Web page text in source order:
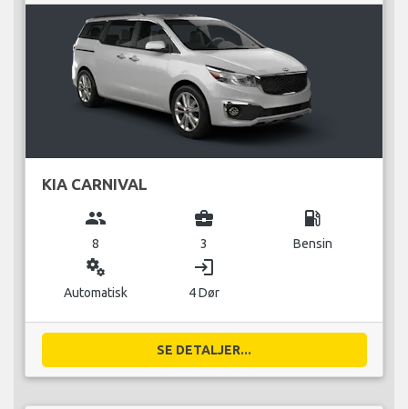
KIA CARNIVAL
group
8
business_center
3
local_gas_station
Bensin
miscellaneous_services
Automatisk
login
4 Dør
SE DETALJER...